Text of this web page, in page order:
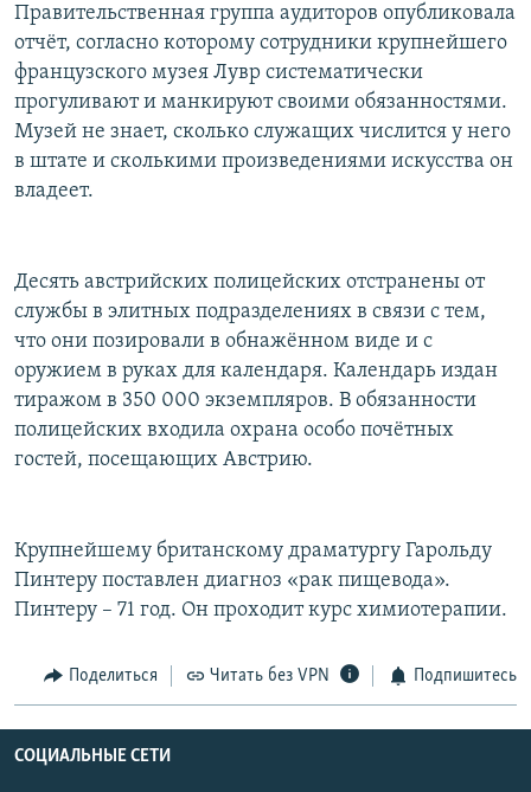
Правительственная группа аудиторов опубликовала
отчёт, согласно которому сотрудники крупнейшего
французского музея Лувр систематически
прогуливают и манкируют своими обязанностями.
Музей не знает, сколько служащих числится у него
в штате и сколькими произведениями искусства он
владеет.
Десять австрийских полицейских отстранены от
службы в элитных подразделениях в связи с тем,
что они позировали в обнажённом виде и с
оружием в руках для календаря. Календарь издан
тиражом в 350 000 экземпляров. В обязанности
полицейских входила охрана особо почётных
гостей, посещающих Австрию.
Крупнейшему британскому драматургу Гарольду
Пинтеру поставлен диагноз «рак пищевода».
Пинтеру – 71 год. Он проходит курс химиотерапии.
Поделиться Читать без VPN Подпишитесь
СОЦИАЛЬНЫЕ СЕТИ